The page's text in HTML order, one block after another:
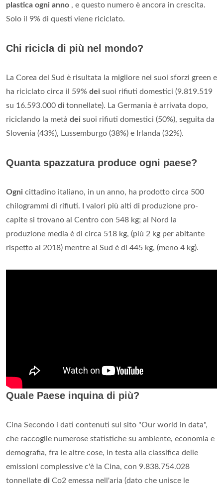
plastica ogni anno , e questo numero è ancora in crescita.
Solo il 9% di questi viene riciclato.
Chi ricicla di più nel mondo?
La Corea del Sud è risultata la migliore nei suoi sforzi green e
ha riciclato circa il 59% dei suoi rifiuti domestici (9.819.519
su 16.593.000 di tonnellate). La Germania è arrivata dopo,
riciclando la metà dei suoi rifiuti domestici (50%), seguita da
Slovenia (43%), Lussemburgo (38%) e Irlanda (32%).
Quanta spazzatura produce ogni paese?
Ogni cittadino italiano, in un anno, ha prodotto circa 500
chilogrammi di rifiuti. I valori più alti di produzione pro-
capite si trovano al Centro con 548 kg; al Nord la
produzione media è di circa 518 kg, (più 2 kg per abitante
rispetto al 2018) mentre al Sud è di 445 kg, (meno 4 kg).
Quale Paese inquina di più?
Cina Secondo i dati contenuti sul sito "Our world in data",
che raccoglie numerose statistiche su ambiente, economia e
demografia, fra le altre cose, in testa alla classifica delle
emissioni complessive c'è la Cina, con 9.838.754.028
tonnellate di Co2 emessa nell'aria (dato che unisce le